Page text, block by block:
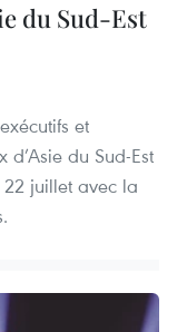
du Sud-Est
et
du Sud-Est
22 juillet avec la